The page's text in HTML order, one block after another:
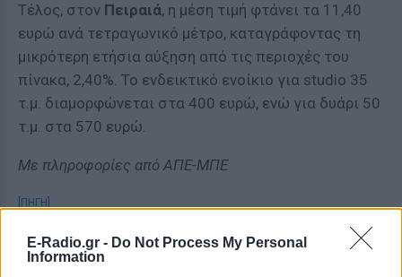
E-Radio.gr - Do Not Process My Personal
Information
Τέλος, στον Πειραιά, η μέση τιμή φτάνει τα 11,40
ευρώ ανά τετραγωνικό μέτρο, καταγράφοντας τη
μικρότερη ετήσια αύξηση από τις περιοχές του
πίνακα, 2,40%. Το ενδεικτικό ενοίκιο για studio 35
τ.μ. διαμορφώνεται στα 400 ευρώ, ενώ για δυάρι 50
τ.μ. στα 570 ευρώ.
Με πληροφορίες από ΑΠΕ-ΜΠΕ
[ΠΗΓΗ]
ΔΙΑΒΑΣΤΕ ΑΚΟΜΗ